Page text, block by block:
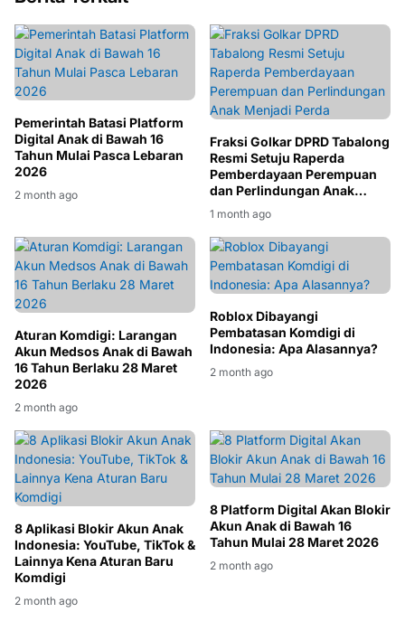
Pemerintah Batasi Platform
Digital Anak di Bawah 16
Tahun Mulai Pasca Lebaran
2026
2 month ago
Fraksi Golkar DPRD Tabalong
Resmi Setuju Raperda
Pemberdayaan Perempuan
dan Perlindungan Anak
Menjadi Perda
1 month ago
Aturan Komdigi: Larangan
Akun Medsos Anak di Bawah
16 Tahun Berlaku 28 Maret
2026
2 month ago
Roblox Dibayangi
Pembatasan Komdigi di
Indonesia: Apa Alasannya?
2 month ago
8 Aplikasi Blokir Akun Anak
Indonesia: YouTube, TikTok &
Lainnya Kena Aturan Baru
Komdigi
2 month ago
8 Platform Digital Akan Blokir
Akun Anak di Bawah 16
Tahun Mulai 28 Maret 2026
2 month ago